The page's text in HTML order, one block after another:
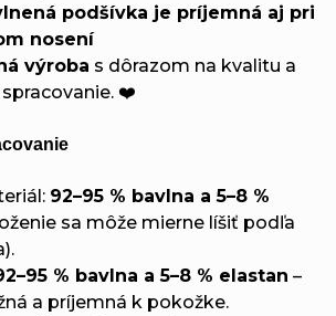
podšívka je príjemná aj pri
nosení
výroba s dôrazom na kvalitu a
❤️
92–95 % bavlna a 5–8 %
sa môže mierne líšiť podľa
% bavlna a 5–8 % elastan –
a príjemná k pokožke.